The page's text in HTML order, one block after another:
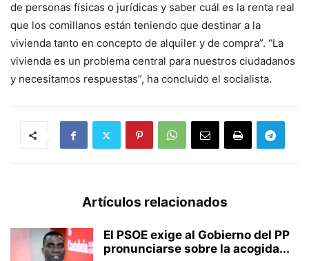
de personas físicas o jurídicas y saber cuál es la renta real
que los comillanos están teniendo que destinar a la
vivienda tanto en concepto de alquiler y de compra”. “La
vivienda es un problema central para nuestros ciudadanos
y necesitamos respuestas”, ha concluido el socialista.
Artículos relacionados
El PSOE exige al Gobierno del PP
pronunciarse sobre la acogida...